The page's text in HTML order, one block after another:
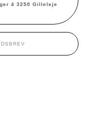
4 3250 Gilleleje